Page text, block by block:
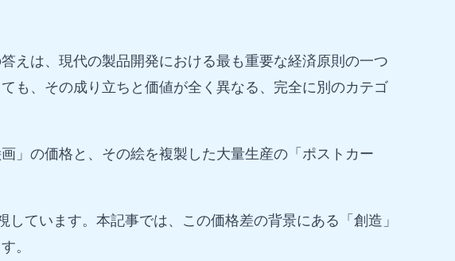
えは、現代の製品開発における最も重要な経済原則の一つ
も、その成り立ちと価値が全く異なる、完全に別のカテゴ
」の価格と、その絵を複製した大量生産の「ポストカー
ています。本記事では、この価格差の背景にある「創造」
。